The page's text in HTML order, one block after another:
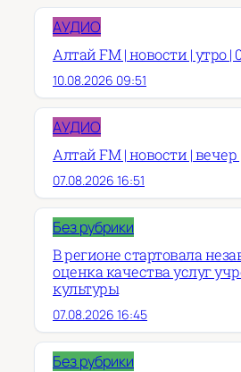
АУДИО
Алтай FM | новости | утро |
10.08.2026 09:51
АУДИО
Алтай FM | новости | вечер
07.08.2026 16:51
Без рубрики
В регионе стартовала
оценка качества услуг
культуры
07.08.2026 16:45
Без рубрики